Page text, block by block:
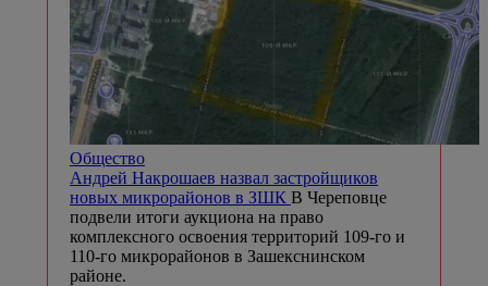
Общество
Андрей Накрошаев назвал застройщиков
новых микрорайонов в ЗШК В Череповце
подвели итоги аукциона на право
комплексного освоения территорий 109-го и
110-го микрорайонов в Зашекснинском
районе.